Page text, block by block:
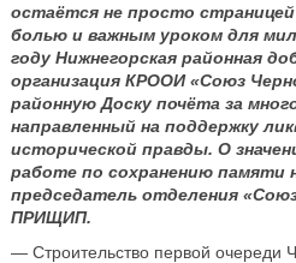
остаётся не просто страницей
болью и важным уроком для
году Нижнегорская районная
организация КРООИ «Союз
районную Доску почёта за
направленный на поддержку
исторической правды. О
работе по сохранению памяти
председатель отделения
ПРИЩИП.
— Строительство первой очереди